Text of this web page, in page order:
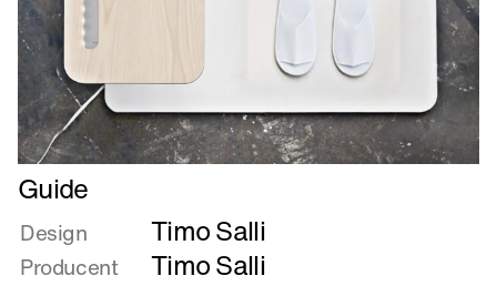
Læs
mere
om
Guide
Guide
Design Timo Salli
Producent Timo Salli